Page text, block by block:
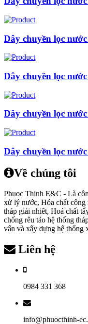
Dây chuyền lọc
Dây chuyền lọc
Dây chuyền lọc
Dây chuyền lọc
Về chúng tôi
Phuoc Thinh E&C - Là
xử lý nước, Hóa chất công
tháp giải nhiêt, Hoá chất
chống rêu tảo hệ thống
vấn và xây dựng hệ thống
Liên hệ
0984 331 368
info@phuocthinh-